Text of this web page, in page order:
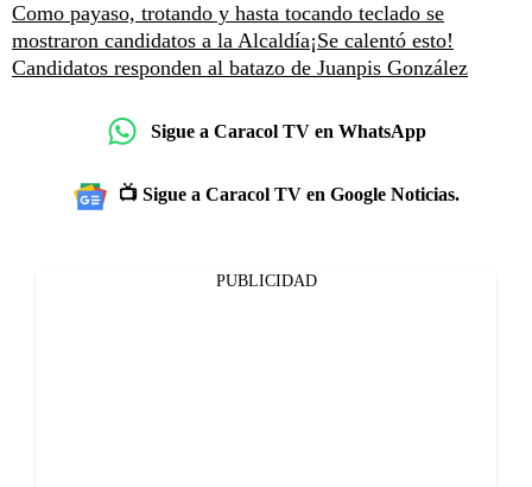
Como payaso, trotando y hasta tocando teclado se
mostraron candidatos a la Alcaldía¡Se calentó esto!
Candidatos responden al batazo de Juanpis González
Sigue a Caracol TV en WhatsApp
📺 Sigue a Caracol TV en Google Noticias.
PUBLICIDAD